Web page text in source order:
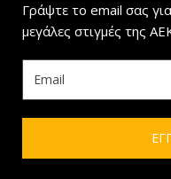
Γράψτε το email σας
μεγάλες στιγμές της